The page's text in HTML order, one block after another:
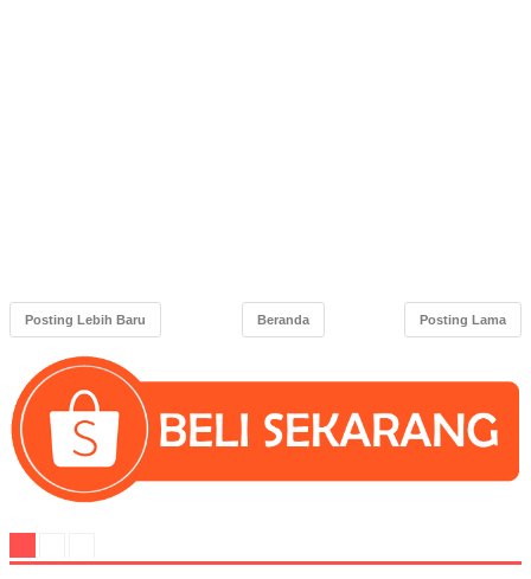
Posting Lebih Baru Posting Lama
Beranda